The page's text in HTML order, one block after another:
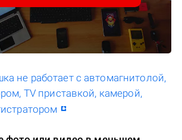
не работает с автомагнитолой,
TV приставкой, камерой,